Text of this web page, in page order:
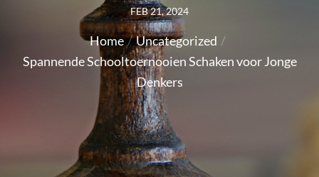
Posted
on
FEB 21, 2024
Home
Uncategorized
Spannende Schooltoernooien Schaken voor Jonge
Denkers